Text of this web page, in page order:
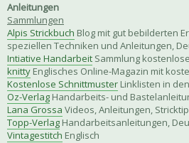
Anleitungen
Sammlungen
Alpis Strickbuch Blog mit gut bebilderten
speziellen Techniken und Anleitungen,
Intiative Handarbeit Sammlung
knitty Englisches Online-Magazin mit
Kostenlose Schnittmuster Linklisten in
Oz-Verlag Handarbeits- und
Lana Grossa Videos, Anleitungen,
Topp-Verlag Handarbeitsanleitungen,
Vintagestitch Englisch